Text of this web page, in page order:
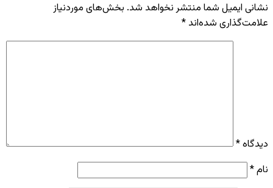
نشانی ایمیل شما منتشر نخواهد شد. بخش‌های موردنیاز
علامت‌گذاری شده‌اند *
دیدگاه*
نام*